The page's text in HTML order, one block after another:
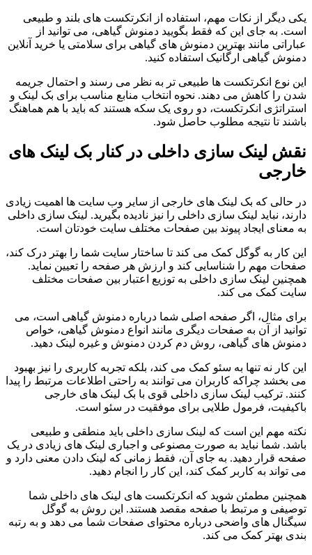
یکی دیگر از نکات مهم، استفاده از انکرتکست های بلند و طبیعی
است. به جای این که فقط بگویید دمنوش گیاهی، می توانید از
عباراتی مانند بهترین دمنوش های گیاهی برای سلامتی یا خرید آنلاین
دمنوش گیاهی ارگانیک استفاده کنید.
این نوع انکرتکست ها طبیعی تر به نظر می رسند و احتمال جریمه
شدن را کاهش می دهند. نحوه انتخاب منابع مناسب برای بک لینک و
استراتژی انکرتکست، دو روی یک سکه هستند که باید با هم هماهنگ
باشند تا نتیجه مطلوب حاصل شود.
نقش لینک سازی داخلی در کنار بک لینک های
خارجی
در حالی که بک لینک های خارجی از سایر وب سایت ها اهمیت زیادی
دارند، نباید لینک سازی داخلی را نیز نادیده بگیرید. لینک سازی داخلی
به معنای ایجاد پیوند بین صفحات مختلف سایت خودتان است.
این کار به گوگل کمک می کند تا ساختار سایت شما را بهتر درک کند،
صفحات مهم را شناسایی کند و ارزش هر صفحه را تعیین نماید.
همچنین لینک سازی داخلی به توزیع اعتبار بین صفحات مختلف
سایت کمک می کند.
برای مثال، اگر صفحه اصلی شما درباره دمنوش گیاهی است، می
توانید از آن به صفحات دیگری مانند انواع دمنوش گیاهی، خواص
دمنوش های گیاهی، روش دم کردن دمنوش و غیره لینک دهید.
این کار نه تنها به سئو کمک می کند، بلکه تجربه کاربری را نیز بهبود
می بخشد چراکه کاربران می توانند به راحتی اطلاعات مرتبط را پیدا
کنند. ترکیب لینک سازی داخلی قوی با بک لینک های خارجی
باکیفیت، فرمول طلایی برای موفقیت در سئو است.
نکته مهم این است که لینک سازی داخلی باید منطقی و طبیعی
باشد. شما نباید به صورت مصنوعی و اجباری لینک های زیادی در یک
صفحه قرار دهید. به جای آن، فقط زمانی که لینک دادن معنی دارد و
می تواند به کاربر کمک کند، این کار را انجام دهید.
همچنین مطمئن شوید که انکرتکست های لینک های داخلی شما
توصیفی و مرتبط با صفحه مقصد هستند. این روش به گوگل
سیگنال های واضحی درباره محتوای صفحات شما می دهد و به رتبه
بندی بهتر کمک می کند.